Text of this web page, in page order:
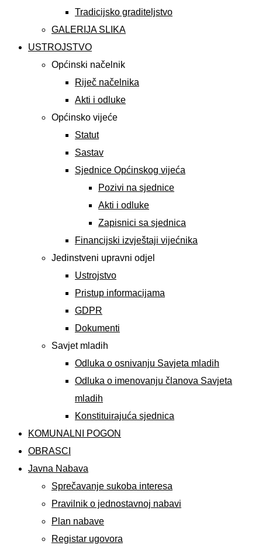
Tradicijsko graditeljstvo
GALERIJA SLIKA
USTROJSTVO
Općinski načelnik
Riječ načelnika
Akti i odluke
Općinsko vijeće
Statut
Sastav
Sjednice Općinskog vijeća
Pozivi na sjednice
Akti i odluke
Zapisnici sa sjednica
Financijski izvještaji vijećnika
Jedinstveni upravni odjel
Ustrojstvo
Pristup informacijama
GDPR
Dokumenti
Savjet mladih
Odluka o osnivanju Savjeta mladih
Odluka o imenovanju članova Savjeta
mladih
Konstituirajuća sjednica
KOMUNALNI POGON
OBRASCI
Javna Nabava
Sprečavanje sukoba interesa
Pravilnik o jednostavnoj nabavi
Plan nabave
Registar ugovora